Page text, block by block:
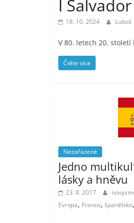
I
18. 10. 2024 Luboš
V 80. letech 20. století
Čtěte více
Nezařazené
Jedno
lásky a hněvu
23. 8. 2017
Evropa, Franco, španělsko,